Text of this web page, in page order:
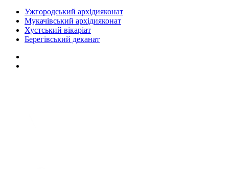
Ужгородський архідияконат
Мукачівський архідияконат
Хустський вікаріат
Берегівський деканат